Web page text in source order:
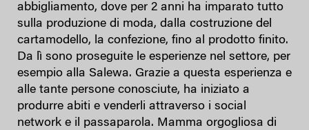
abbigliamento, dove per 2 anni ha imparato tutto
sulla produzione di moda, dalla costruzione del
cartamodello, la confezione, fino al prodotto finito.
Da lì sono proseguite le esperienze nel settore, per
esempio alla Salewa. Grazie a questa esperienza e
alle tante persone conosciute, ha iniziato a
produrre abiti e venderli attraverso i social
network e il passaparola. Mamma orgogliosa di